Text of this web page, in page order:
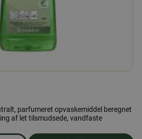
parfumeret opvaskemiddel beregnet
af let tilsmudsede, vandfaste